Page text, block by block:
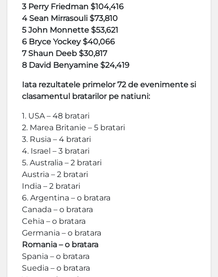
3 Perry Friedman $104,416
4 Sean Mirrasouli $73,810
5 John Monnette $53,621
6 Bryce Yockey $40,066
7 Shaun Deeb $30,817
8 David Benyamine $24,419
Iata rezultatele primelor 72 de evenimente si
clasamentul bratarilor pe natiuni:
1. USA – 48 bratari
2. Marea Britanie – 5 bratari
3. Rusia – 4 bratari
4. Israel – 3 bratari
5. Australia – 2 bratari
Austria – 2 bratari
India – 2 bratari
6. Argentina – o bratara
Canada – o bratara
Cehia – o bratara
Germania – o bratara
Romania – o bratara
Spania – o bratara
Suedia – o bratara